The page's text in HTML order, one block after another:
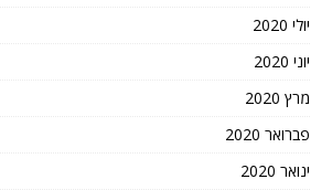
יולי 2020
יוני 2020
מרץ 2020
פברואר 2020
ינואר 2020